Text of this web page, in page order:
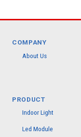
COMPANY
About Us
PRODUCT
Indoor Light
Led Module